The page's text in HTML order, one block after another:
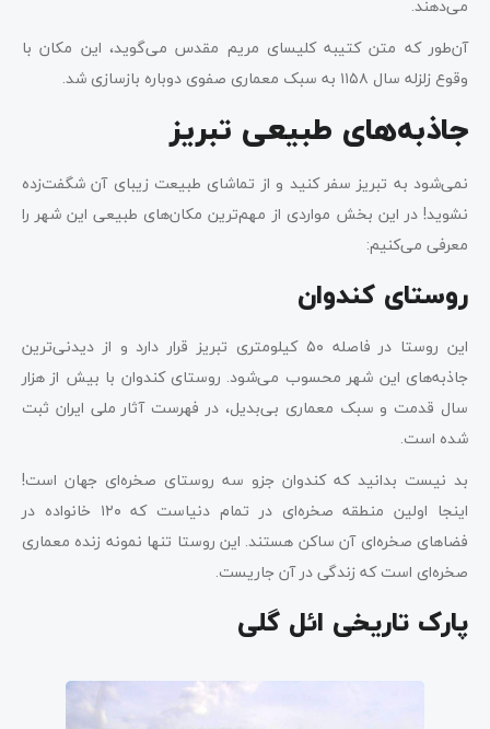
می‌دهند.
آن‌طور که متن کتیبه کلیسای مریم مقدس می‌گوید، این مکان با
وقوع زلزله سال ۱۱۵۸ به سبک معماری صفوی دوباره بازسازی شد.
جاذبه‌های طبیعی تبریز
نمی‌شود به تبریز سفر کنید و از تماشای طبیعت زیبای آن شگفت‌زده
نشوید! در این بخش مواردی از مهم‌ترین مکان‌های طبیعی این شهر را
معرفی می‌کنیم:
روستای کندوان
این روستا در فاصله ۵۰ کیلومتری تبریز قرار دارد و از دیدنی‌ترین
جاذبه‌های این شهر محسوب می‌شود. روستای کندوان با بیش از هزار
سال قدمت و سبک معماری بی‌بدیل، در فهرست آثار ملی ایران ثبت
شده است.
بد نیست بدانید که کندوان جزو سه روستای صخره‌ای جهان است!
اینجا اولین منطقه صخره‌ای در تمام دنیاست که ۱۲۰ خانواده در
فضاهای صخره‌ای آن ساکن هستند. این روستا تنها نمونه زنده معماری
صخره‌ای است که زندگی در آن جاریست.
پارک تاریخی ائل گلی